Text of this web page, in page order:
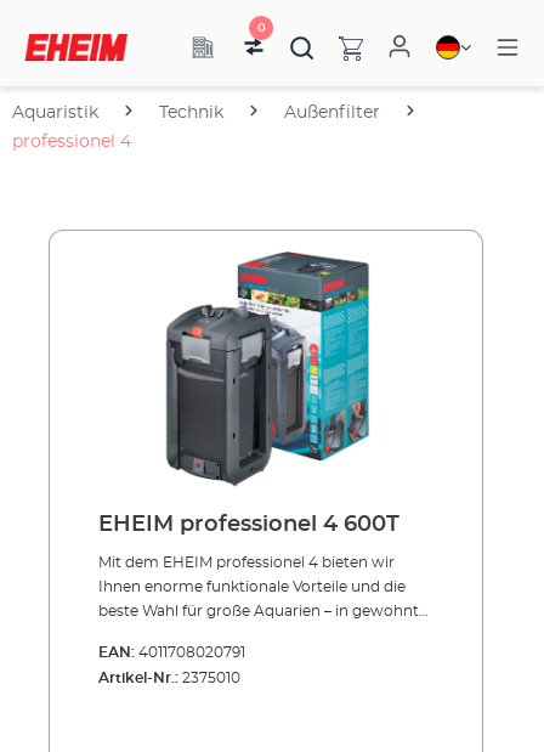
0
Aquaristik Technik
Außenfilter
professionel 4
EHEIM professionel 4 600T
Mit dem EHEIM professionel 4 bieten wir
Ihnen enorme funktionale Vorteile und die
beste Wahl für große Aquarien – in gewohnter
integriertem Heizer. Der EHEIM professionel 4
richtet sich gezielt an Aquarianer, die größere
EAN: 4011708020791
Artikel-Nr.: 2375010